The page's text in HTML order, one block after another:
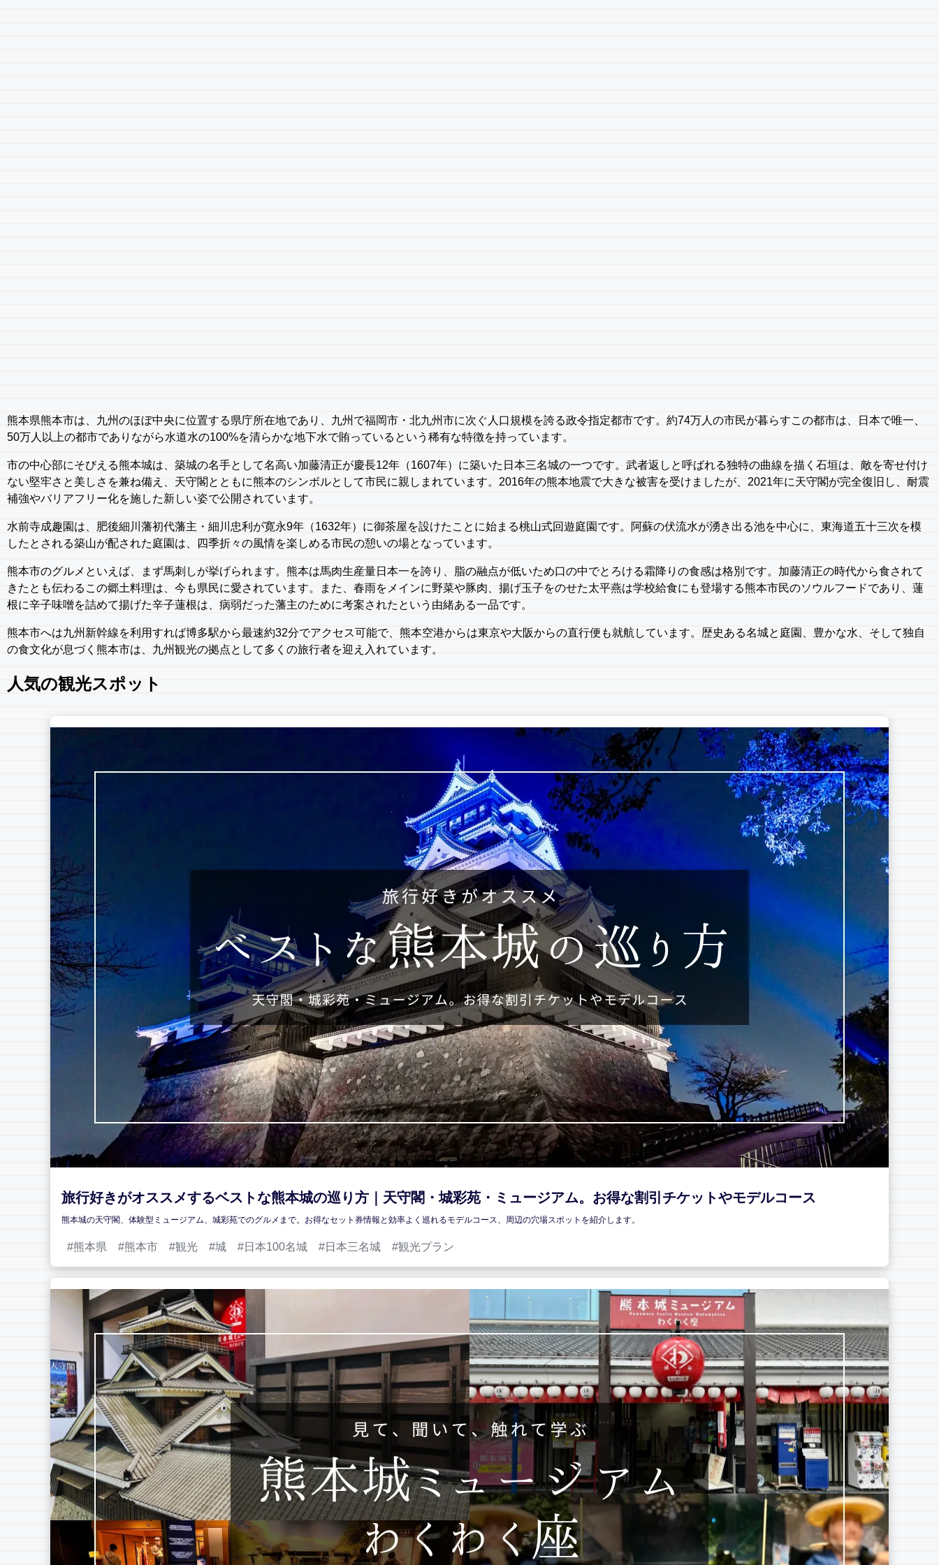
熊本県熊本市は、九州のほぼ中央に位置する県庁所在地であり、九州で福岡市・北九州市に次ぐ人口規模を誇る政令指定都市です。約74万人の市民が暮らすこの都市は、日本で唯一、
50万人以上の都市でありながら水道水の100%を清らかな地下水で賄っているという稀有な特徴を持っています。
市の中心部にそびえる熊本城は、築城の名手として名高い加藤清正が慶長12年（1607年）に築いた日本三名城の一つです。武者返しと呼ばれる独特の曲線を描く石垣は、敵を寄せ付け
ない堅牢さと美しさを兼ね備え、天守閣とともに熊本のシンボルとして市民に親しまれています。2016年の熊本地震で大きな被害を受けましたが、2021年に天守閣が完全復旧し、耐震
補強やバリアフリー化を施した新しい姿で公開されています。
水前寺成趣園は、肥後細川藩初代藩主・細川忠利が寛永9年（1632年）に御茶屋を設けたことに始まる桃山式回遊庭園です。阿蘇の伏流水が湧き出る池を中心に、東海道五十三次を模
したとされる築山が配された庭園は、四季折々の風情を楽しめる市民の憩いの場となっています。
熊本市のグルメといえば、まず馬刺しが挙げられます。熊本は馬肉生産量日本一を誇り、脂の融点が低いため口の中でとろける霜降りの食感は格別です。加藤清正の時代から食されて
きたとも伝わるこの郷土料理は、今も県民に愛されています。また、春雨をメインに野菜や豚肉、揚げ玉子をのせた太平燕は学校給食にも登場する熊本市民のソウルフードであり、蓮
根に辛子味噌を詰めて揚げた辛子蓮根は、病弱だった藩主のために考案されたという由緒ある一品です。
熊本市へは九州新幹線を利用すれば博多駅から最速約32分でアクセス可能で、熊本空港からは東京や大阪からの直行便も就航しています。歴史ある名城と庭園、豊かな水、そして独自
の食文化が息づく熊本市は、九州観光の拠点として多くの旅行者を迎え入れています。
人気の観光スポット
旅行好きがオススメするベストな熊本城の巡り方｜天守閣・城彩苑・ミュージアム。お得な割引チケットやモデルコース
熊本城の天守閣、体験型ミュージアム、城彩苑でのグルメまで。お得なセット券情報と効率よく巡れるモデルコース、周辺の穴場スポットを紹介します。
熊本県 熊本市 観光 城 日本100名城 日本三名城 観光プラン